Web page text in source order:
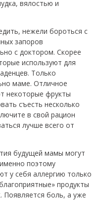
вялостью и
нежели бороться с
запоров
с доктором. Скорее
используют для
Только
маме. Отличное
некоторые фрукты
съесть несколько
в свой рацион
лучше всего от
будущей мамы могут
поэтому
у себя аллергию только
продукты
боль, а уже